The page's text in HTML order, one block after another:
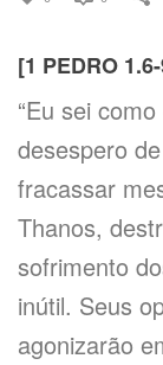
[1 PEDRO
“Eu sei
desespero
fracassar
Thanos,
sofrimento
inútil. Seus
agonizarão